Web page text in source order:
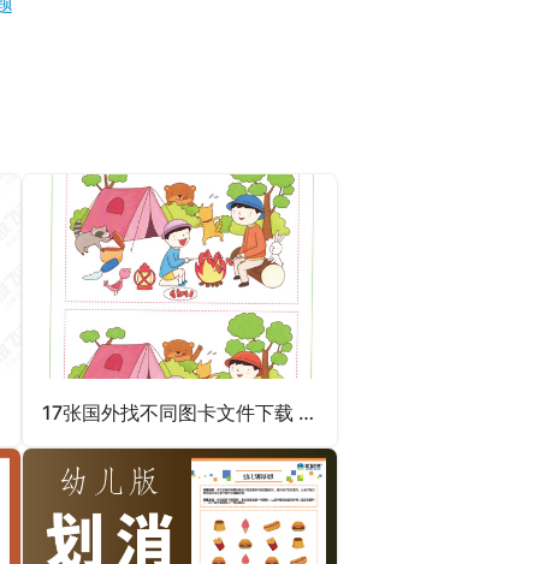
17张国外找不同图卡文件下载 训练儿童注意力改善注意力不集中